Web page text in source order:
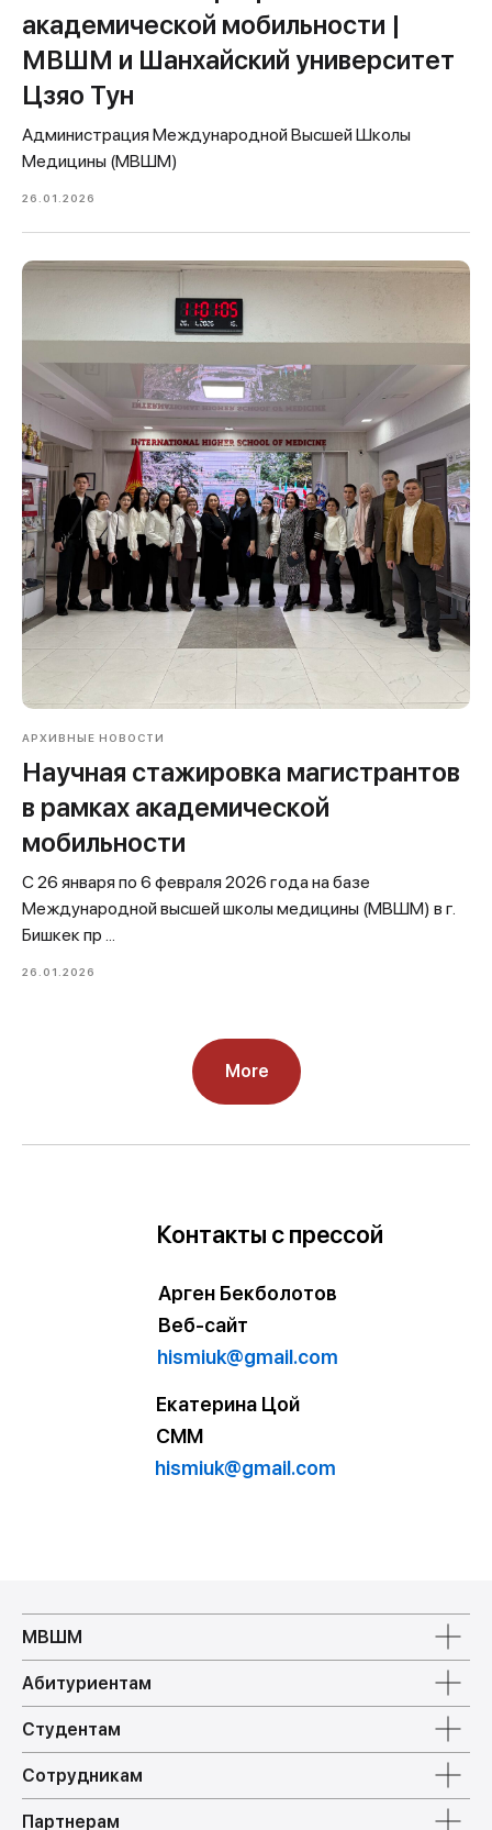
академической мобильности |
МВШМ и Шанхайский университет
Цзяо Тун
Администрация Международной Высшей Школы
Медицины (МВШМ)
26.01.2026
АРХИВНЫЕ НОВОСТИ
Научная стажировка магистрантов
в рамках академической
мобильности
С 26 января по 6 февраля 2026 года на базе
Международной высшей школы медицины (МВШМ) в г.
Бишкек пр ...
26.01.2026
More
Арген Бекболотов
Веб-сайт
hismiuk@gmail.com
Контакты с прессой
Екатерина Цой
СММ
hismiuk@gmail.com
МВШМ
Абитуриентам
Студентам
Сотрудникам
Партнерам